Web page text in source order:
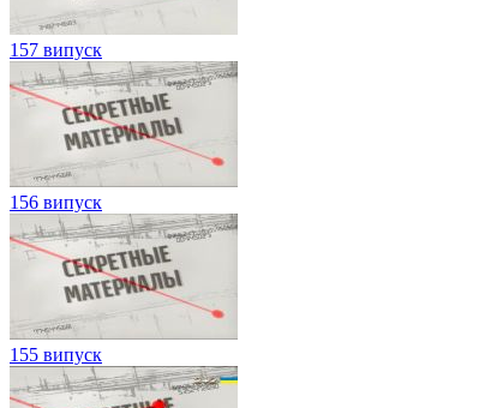
157 випуск
156 випуск
155 випуск